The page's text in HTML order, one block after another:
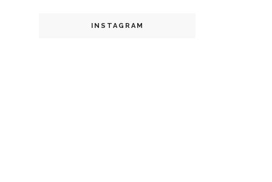
INSTAGRAM